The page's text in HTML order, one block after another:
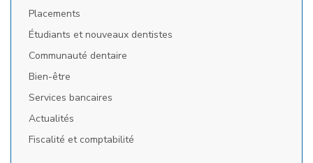
Placements
Étudiants et nouveaux dentistes
Communauté dentaire
Bien-être
Services bancaires
Actualités
Fiscalité et comptabilité